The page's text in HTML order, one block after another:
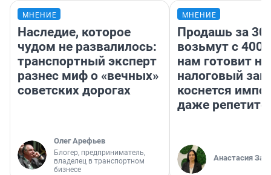
МНЕНИЕ
Наследие, которое
чудом не развалилось:
транспортный эксперт
разнес миф о «вечных»
советских дорогах
Олег Арефьев
Блогер, предприниматель,
владелец в транспортном
бизнесе
МНЕНИЕ
Продашь за
возьмут с
нам готовит
налоговый
коснется
даже
Анастасия